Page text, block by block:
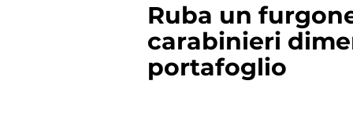
Ruba un
carabinieri
portafoglio